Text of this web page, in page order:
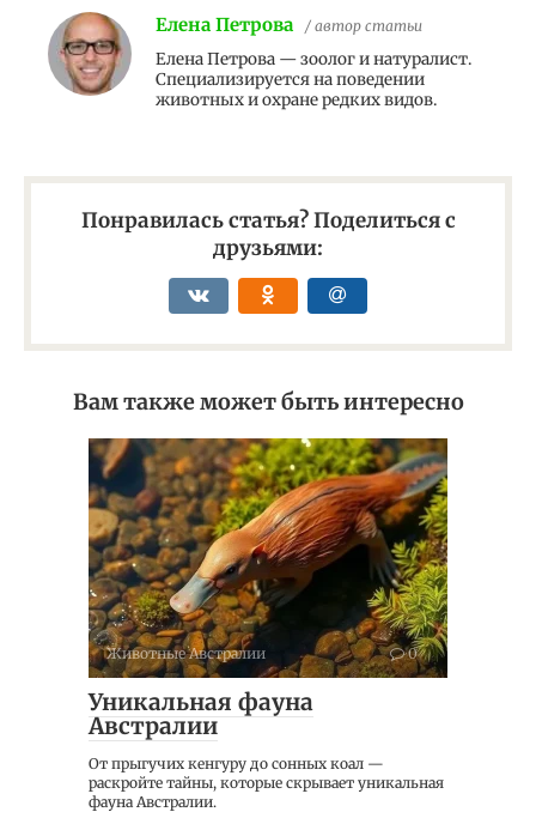
Елена Петрова / автор статьи
Елена Петрова — зоолог и натуралист.
Специализируется на поведении
животных и охране редких видов.
Понравилась статья? Поделиться с
друзьями:
Вам также может быть интересно
Животные Австралии 0
Уникальная фауна
Австралии
От прыгучих кенгуру до сонных коал —
раскройте тайны, которые скрывает уникальная
фауна Австралии.